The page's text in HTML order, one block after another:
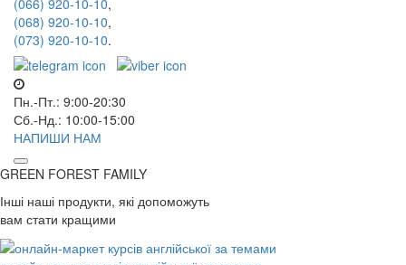
(066) 920-10-10,
(068) 920-10-10,
(073) 920-10-10.
Пн.-Пт.: 9:00-20:30
Сб.-Нд.: 10:00-15:00
НАПИШИ НАМ
GREEN FOREST FAMILY
Інші наші продукти, які допоможуть
вам стати кращими